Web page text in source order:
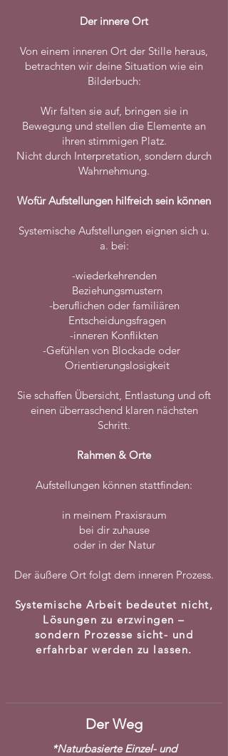
Der innere Ort
Von einem inneren Ort der Stille heraus,
betrachten wir deine Situation wie ein
Bilderbuch:
Wir falten sie auf, bringen sie in
Bewegung und stellen die Elemente an
ihren stimmigen Platz.
Nicht durch Interpretation, sondern durch
Wahrnehmung.
Wofür Aufstellungen hilfreich sein können
Systemische Aufstellungen eignen sich u.
a. bei:
-wiederkehrenden
Beziehungsmustern
-beruflichen oder familiären
Entscheidungsfragen
-inneren Konflikten
-Gefühlen von Blockade oder
Orientierungslosigkeit
Sie schaffen Übersicht, Entlastung und oft
einen überraschend klaren nächsten
Schritt.
Rahmen & Orte
Aufstellungen können stattfinden:
in meinem Praxisraum
bei dir zuhause
oder in der Natur
Der äußere Ort folgt dem inneren Prozess.
Systemische Arbeit bedeutet nicht,
Lösungen zu erzwingen –
sondern Prozesse sicht- und
erfahrbar werden zu lassen.
Der Weg
*Naturbasierte Einzel- und